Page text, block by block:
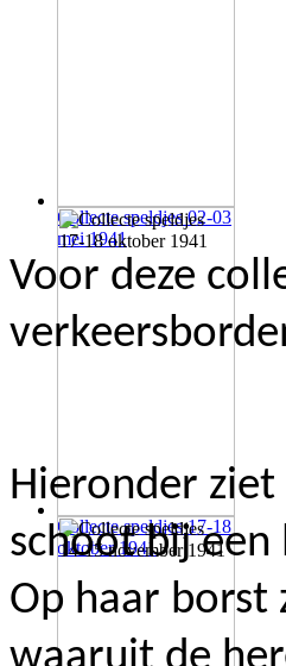
Collecte speldjes 02-03
mei 1941
Collecte speldjes 17-18
oktober 1941
Voor deze
Hieronder
schoot bij een
Op haar borst